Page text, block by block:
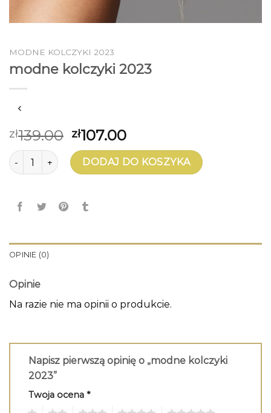
MODNE KOLCZYKI 2023
modne kolczyki 2023
zł139.00 zł107.00
ilość modne kolczyki 2023DODAJ DO KOSZYKA
OPINIE (0)
Opinie
Na razie nie ma opinii o produkcie.
Napisz pierwszą opinię o „modne kolczyki
2023”
Twoja ocena *